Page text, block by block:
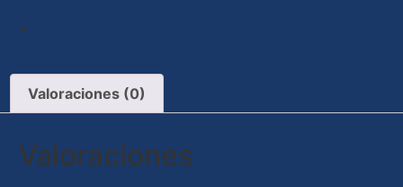
Valoraciones (0)
Valoraciones